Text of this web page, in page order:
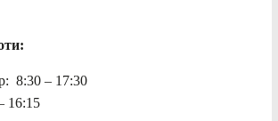
8:30 – 17:30
16:15